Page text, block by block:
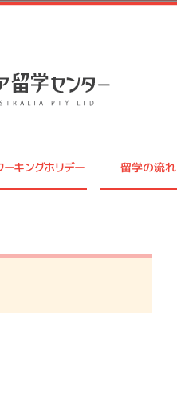
ーキングホリデー 留学の流れ